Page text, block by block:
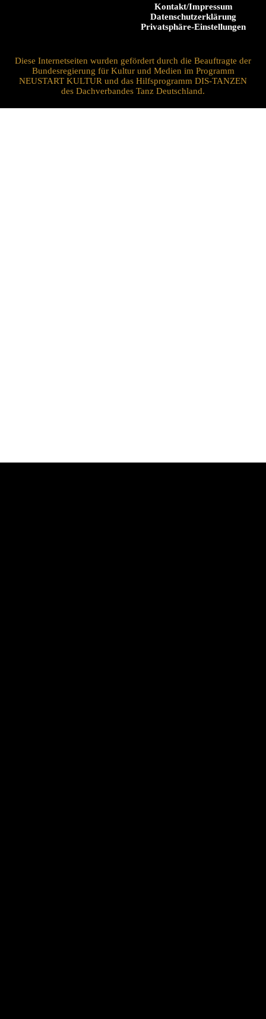
Kontakt/Impressum
Datenschutzerklärung
Privatsphäre-Einstellungen
Diese Internetseiten wurden gefördert durch die Beauftragte der
Bundesregierung für Kultur und Medien im Programm
NEUSTART KULTUR und das Hilfsprogramm DIS-TANZEN
des Dachverbandes Tanz Deutschland.